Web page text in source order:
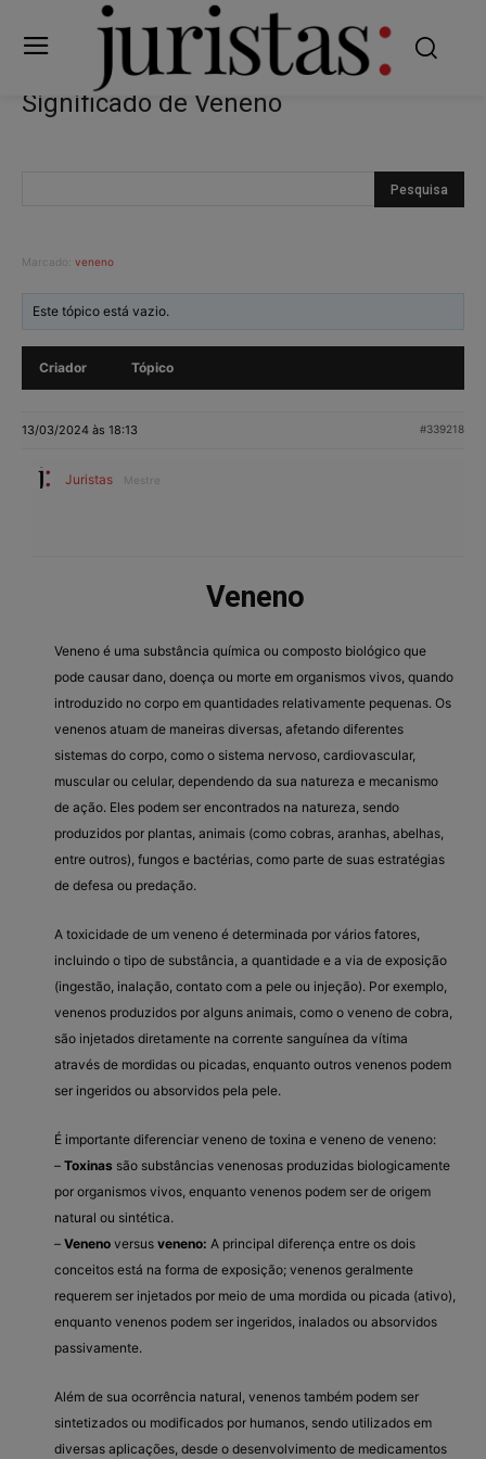
Significado de Veneno
Marcado: veneno
Este tópico está vazio.
Criador Tópico
13/03/2024 às 18:13 #339218
Juristas Mestre
Veneno
Veneno é uma substância química ou composto biológico que
pode causar dano, doença ou morte em organismos vivos, quando
introduzido no corpo em quantidades relativamente pequenas. Os
venenos atuam de maneiras diversas, afetando diferentes
sistemas do corpo, como o sistema nervoso, cardiovascular,
muscular ou celular, dependendo da sua natureza e mecanismo
de ação. Eles podem ser encontrados na natureza, sendo
produzidos por plantas, animais (como cobras, aranhas, abelhas,
entre outros), fungos e bactérias, como parte de suas estratégias
de defesa ou predação.
A toxicidade de um veneno é determinada por vários fatores,
incluindo o tipo de substância, a quantidade e a via de exposição
(ingestão, inalação, contato com a pele ou injeção). Por exemplo,
venenos produzidos por alguns animais, como o veneno de cobra,
são injetados diretamente na corrente sanguínea da vítima
através de mordidas ou picadas, enquanto outros venenos podem
ser ingeridos ou absorvidos pela pele.
É importante diferenciar veneno de toxina e veneno de veneno:
– Toxinas são substâncias venenosas produzidas biologicamente
por organismos vivos, enquanto venenos podem ser de origem
natural ou sintética.
– Veneno versus veneno: A principal diferença entre os dois
conceitos está na forma de exposição; venenos geralmente
requerem ser injetados por meio de uma mordida ou picada (ativo),
enquanto venenos podem ser ingeridos, inalados ou absorvidos
passivamente.
Além de sua ocorrência natural, venenos também podem ser
sintetizados ou modificados por humanos, sendo utilizados em
diversas aplicações, desde o desenvolvimento de medicamentos